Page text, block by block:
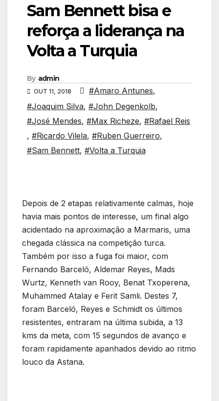
Sam Bennett bisa e
reforça a liderança na
Volta a Turquia
By admin
OUT 11, 2018 #Amaro Antunes,
#Joaquim Silva, #John Degenkolb,
#José Mendes, #Max Richeze, #Rafael Reis
, #Ricardo Vilela, #Ruben Guerreiro,
#Sam Bennett, #Volta a Turquia
Depois de 2 etapas relativamente calmas, hoje
havia mais pontos de interesse, um final algo
acidentado na aproximação a Marmaris, uma
chegada clássica na competição turca.
Também por isso a fuga foi maior, com
Fernando Barceló, Aldemar Reyes, Mads
Wurtz, Kenneth van Rooy, Benat Txoperena,
Muhammed Atalay e Ferit Samli. Destes 7,
foram Barceló, Reyes e Schmidt os últimos
resistentes, entraram na última subida, a 13
kms da meta, com 15 segundos de avanço e
foram rapidamente apanhados devido ao ritmo
louco da Astana.